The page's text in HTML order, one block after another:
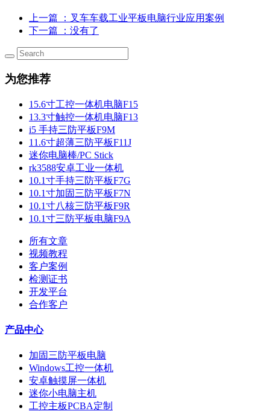
上一篇
：叉车车载工业平板电脑行业应用案例
下一篇
：没有了
为您推荐
15.6寸工控一体机电脑F15
13.3寸触控一体机电脑F13
i5 手持三防平板F9M
11.6寸超薄三防平板F11J
迷你电脑棒/PC Stick
rk3588安卓工业一体机
10.1寸手持三防平板F7G
10.1寸加固三防平板F7N
10.1寸八核三防平板F9R
10.1寸三防平板电脑F9A
所有文章
视频教程
客户案例
检测证书
开发平台
合作客户
产品中心
加固三防平板电脑
Windows工控一体机
安卓触摸屏一体机
迷你小电脑主机
工控主板PCBA定制